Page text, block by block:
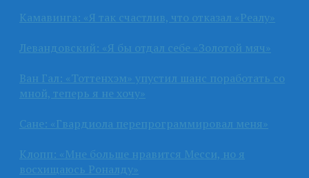
Камавинга: «Я так счастлив, что отказал «Реалу»
Левандовский: «Я бы отдал себе «Золотой мяч»
Ван Гал: «Тоттенхэм» упустил шанс поработать со
мной, теперь я не хочу»
Сане: «Гвардиола перепрограммировал меня»
Клопп: «Мне больше нравится Месси, но я
восхищаюсь Роналду»